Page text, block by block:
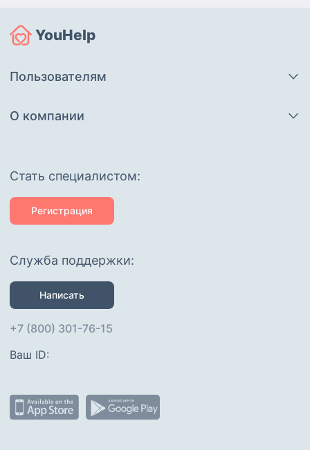
YouHelp
Пользователям
О компании
Cтать специалистом:
Регистрация
Служба поддержки:
Написать
+7 (800) 301-76-15
Ваш ID: